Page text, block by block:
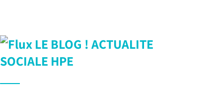
LE BLOG ! ACTUALITE
SOCIALE HPE